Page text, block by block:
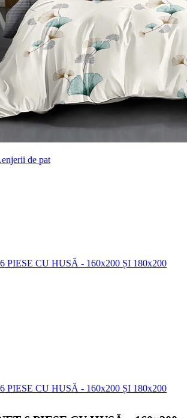
de pat
PIESE CU HUSĂ - 160x200 ȘI 180x200
PIESE CU HUSĂ - 160x200 ȘI 180x200